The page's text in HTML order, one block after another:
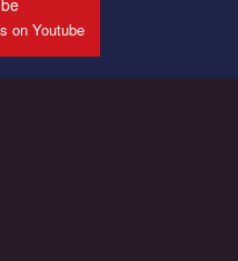
на наш канал YouTube
под видео.
on Youtube